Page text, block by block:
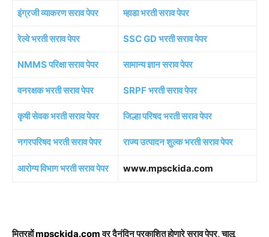
इंग्रजी व्याकरण सराव पेपर म्हाडा भरती सराव पेपर
रेल्वे भरती सराव पेपर SSC GD भरती सराव पेपर
NMMS परिक्षा सराव पेपर सामान्य ज्ञान सराव पेपर
वनरक्षक भरती सराव पेपर SRPF भरती सराव पेपर
कृषी सेवक भरती सराव पेपर जिल्हा परिषद भरती सराव पेपर
नगरपरिषद भरती सराव पेपर राज्य उत्पादन शुल्क भरती सराव पेपर
आरोग्य विभाग भरती सराव पेपर www.mpsckida.com
मित्रहोंmpsckida.comवर दैनंदिन प्रकाशित होणारे सराव पेपर, चालू